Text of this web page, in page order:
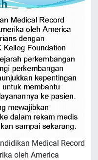
Medical Record
oleh America